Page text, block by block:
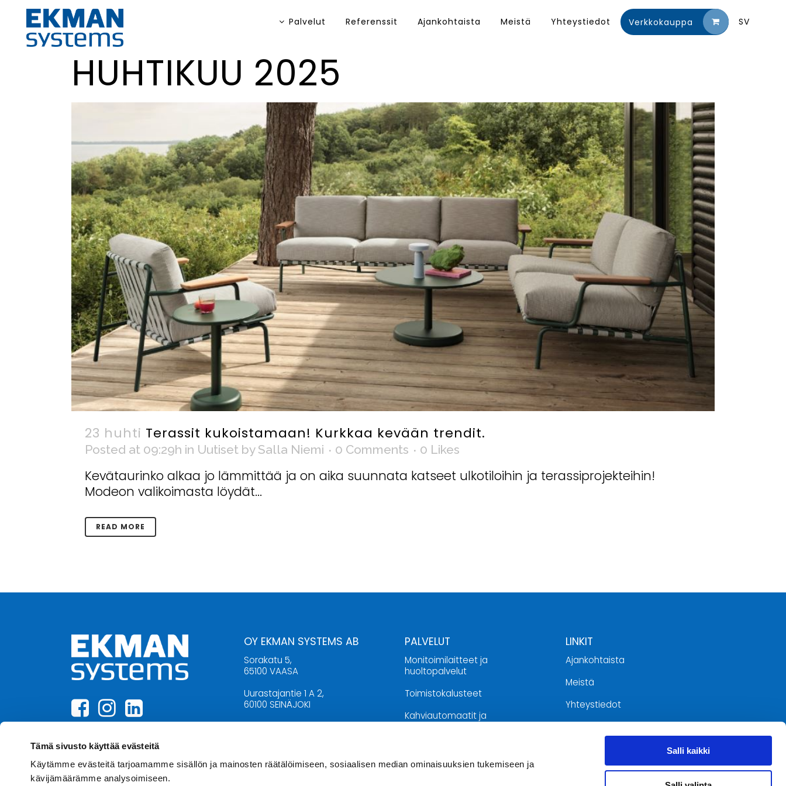
Tämä sivusto käyttää evästeitä
Käytämme evästeitä tarjoamamme sisällön ja mainosten räätälöimiseen, sosiaalisen median ominaisuuksien tukemiseen ja
kävijämäärämme analysoimiseen.
Salli kaikki
Palvelut Referenssit Ajankohtaista Meistä Yhteystiedot Verkkokauppa SV
HUHTIKUU 2025
23 huhti Terassit kukoistamaan! Kurkkaa kevään trendit.
Posted at 09:29h in Uutiset by Salla Niemi 0 Comments 0 Likes
Kevätaurinko alkaa jo lämmittää ja on aika suunnata katseet ulkotiloihin ja terassiprojekteihin!
Modeon valikoimasta löydät...
READ MORE
OY EKMAN SYSTEMS AB
Sorakatu 5,
65100 VAASA
Uurastajantie 1 A 2,
60100 SEINÄJOKI
PALVELUT
Monitoimilaitteet ja
huoltopalvelut
Toimistokalusteet
Kahviautomaatit ja
LINKIT
Ajankohtaista
Meistä
Yhteystiedot